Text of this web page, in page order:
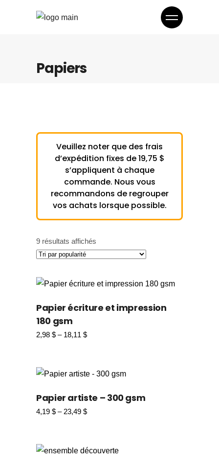
Papiers
Veuillez noter que des frais
d’expédition fixes de 19,75 $
s’appliquent à chaque
commande. Nous vous
recommandons de regrouper
vos achats lorsque possible.
9 résultats affichés
Papier écriture et impression
180 gsm
2,98 $ – 18,11 $
Papier artiste – 300 gsm
4,19 $ – 23,49 $